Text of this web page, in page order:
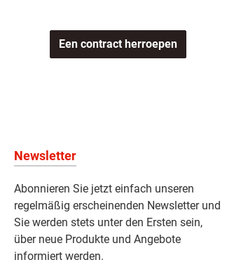
Een contract herroepen
Newsletter
Abonnieren Sie jetzt einfach unseren
regelmäßig erscheinenden Newsletter und
Sie werden stets unter den Ersten sein,
über neue Produkte und Angebote
informiert werden.